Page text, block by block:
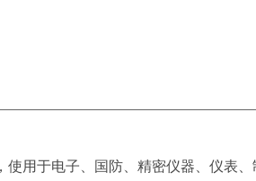
用于电子、国防、精密仪器、仪表、